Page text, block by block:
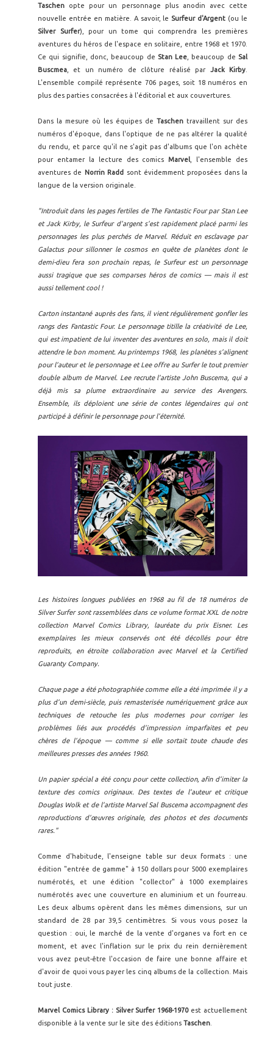
Taschen opte pour un personnage plus anodin avec cette
nouvelle entrée en matière. A savoir, le Surfeur d'Argent (ou le
Silver Surfer), pour un tome qui comprendra les premières
aventures du héros de l'espace en solitaire, entre 1968 et 1970.
Ce qui signifie, donc, beaucoup de Stan Lee , beaucoup de Sal
Buscmea , et un numéro de clôture réalisé par Jack Kirby
L'ensemble compilé représente 706 pages, soit 18 numéros en
plus des parties consacrées à l'éditorial et aux couvertures.
Dans la mesure où les équipes de Taschen travaillent sur des
numéros d'époque, dans l'optique de ne pas altérer la qualité
du rendu, et parce qu'il ne s'agit pas d'albums que l'on achète
pour entamer la lecture des comicsMarvel , l'ensemble des
aventures de
Norrin Radd
sont évidemment proposées dans la
langue de la version originale.
"Introduit dans les pages fertiles de The Fantastic Four par Stan Lee
et Jack Kirby, le Surfeur d’argent s’est rapidement placé parmi les
personnages les plus perchés de Marvel. Réduit en esclavage par
Galactus pour sillonner le cosmos en quête de planètes dont le
demi-dieu fera son prochain repas, le Surfeur est un personnage
aussi tragique que ses comparses héros de comics — mais il est
aussi tellement cool !
Carton instantané auprès des fans, il vient régulièrement gonfler les
rangs des Fantastic Four. Le personnage titille la créativité de Lee,
qui est impatient de lui inventer des aventures en solo, mais il doit
attendre le bon moment. Au printemps 1968, les planètes s’alignent
pour l’auteur et le personnage et Lee offre au Surfer le tout premier
double album de Marvel. Lee recrute l’artiste John Buscema, qui a
déjà mis sa plume extraordinaire au service des Avengers.
Ensemble, ils déploient une série de contes légendaires qui ont
participé à définir le personnage pour l’éternité.
Les histoires longues publiées en 1968 au fil de 18 numéros de
Silver Surfer sont rassemblées dans ce volume format XXL de notre
collection Marvel Comics Library, lauréate du prix Eisner. Les
exemplaires les mieux conservés ont été décollés pour être
reproduits, en étroite collaboration avec Marvel et la Certified
Guaranty Company.
Chaque page a été photographiée comme elle a été imprimée il y a
plus d’un demi-siècle, puis remasterisée numériquement grâce aux
techniques de retouche les plus modernes pour corriger les
problèmes liés aux procédés d’impression imparfaites et peu
chères de l’époque — comme si elle sortait toute chaude des
meilleures presses des années 1960.
Un papier spécial a été conçu pour cette collection, afin d’imiter la
texture des comics originaux. Des textes de l’auteur et critique
Douglas Wolk et de l’artiste Marvel Sal Buscema accompagnent des
reproductions d’œuvres originale, des photos et des documents
rares."
Comme d'habitude, l'enseigne table sur deux formats : une
édition "entrée de gamme" à 150 dollars pour 5000 exemplaires
numérotés, et une édition "collector" à 1000 exemplaires
numérotés avec une couverture en aluminium et un fourreau.
Les deux albums opèrent dans les mêmes dimensions, sur un
standard de 28 par 39,5 centimètres. Si vous vous posez la
question : oui, le marché de la vente d'organes va fort en ce
moment, et avec l'inflation sur le prix du rein dernièrement
vous avez peut-être l'occasion de faire une bonne affaire et
d'avoir de quoi vous payer les cinq albums de la collection. Mais
tout juste.
Marvel Comics Library : Silver Surfer 1968-1970est actuellement
disponible à la vente sur le site des éditions Taschen